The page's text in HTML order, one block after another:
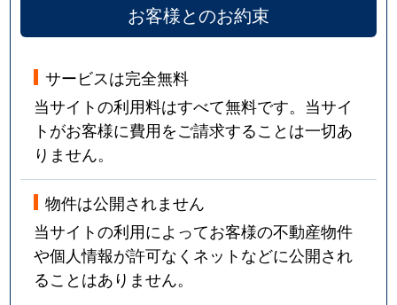
お客様とのお約束
サービスは完全無料
当サイトの利用料はすべて無料です。当サイ
トがお客様に費用をご請求することは一切あ
りません。
物件は公開されません
当サイトの利用によってお客様の不動産物件
や個人情報が許可なくネットなどに公開され
ることはありません。